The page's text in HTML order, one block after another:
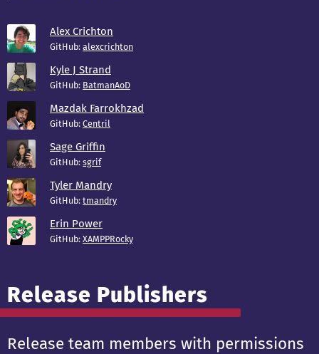
Alex Crichton
GitHub: alexcrichton
Kyle J Strand
GitHub: BatmanAoD
Mazdak Farrokhzad
GitHub: Centril
Sage Griffin
GitHub: sgrif
Tyler Mandry
GitHub: tmandry
Erin Power
GitHub: XAMPPRocky
Release Publishers
Release team members with permissions